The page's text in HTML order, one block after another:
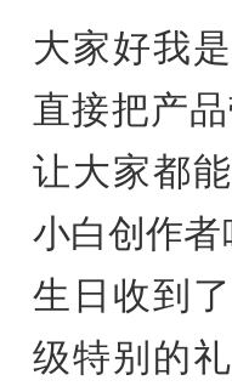
大家好我
直接把产
让大家都
小白创作者
生日收到
级特别的